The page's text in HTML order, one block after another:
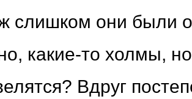
слишком они были
какие-то холмы,
Вдруг